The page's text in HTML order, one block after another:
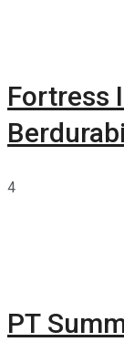
Fortress
4
PT